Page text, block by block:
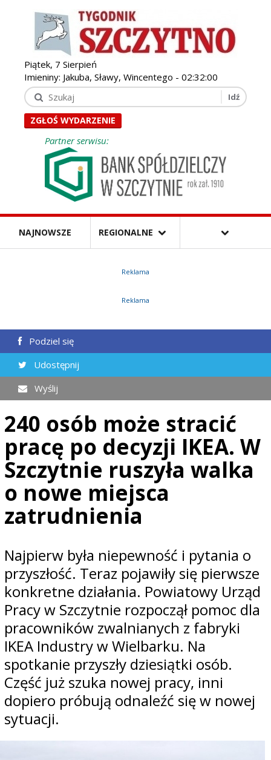
Piątek, 7 Sierpień
Imieniny: Jakuba, Sławy, Wincentego - 02:32:01
ZGŁOŚ WYDARZENIE
Partner serwisu:
NAJNOWSZE REGIONALNE
Reklama
Reklama
Podziel się
Udostępnij
Wyślij
240 osób może stracić
pracę po decyzji IKEA. W
Szczytnie ruszyła walka
o nowe miejsca
zatrudnienia
Najpierw była niepewność i pytania o
przyszłość. Teraz pojawiły się pierwsze
konkretne działania. Powiatowy Urząd
Pracy w Szczytnie rozpoczął pomoc dla
pracowników zwalnianych z fabryki
IKEA Industry w Wielbarku. Na
spotkanie przyszły dziesiątki osób.
Część już szuka nowej pracy, inni
dopiero próbują odnaleźć się w nowej
sytuacji.